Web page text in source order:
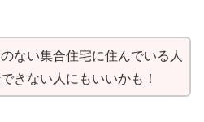
ない集合住宅に住んでいる人
きない人にもいいかも！